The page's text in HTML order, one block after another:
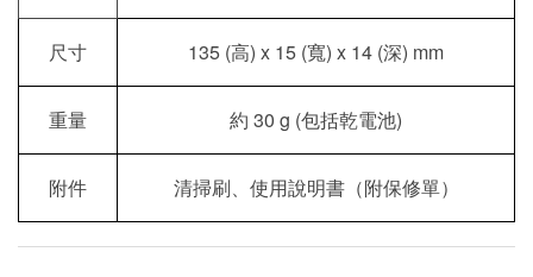
尺寸 135 (高) x 15 (寬) x 14 (深) mm
重量 約 30 g (包括乾電池)
附件 清掃刷、使用說明書（附保修單）